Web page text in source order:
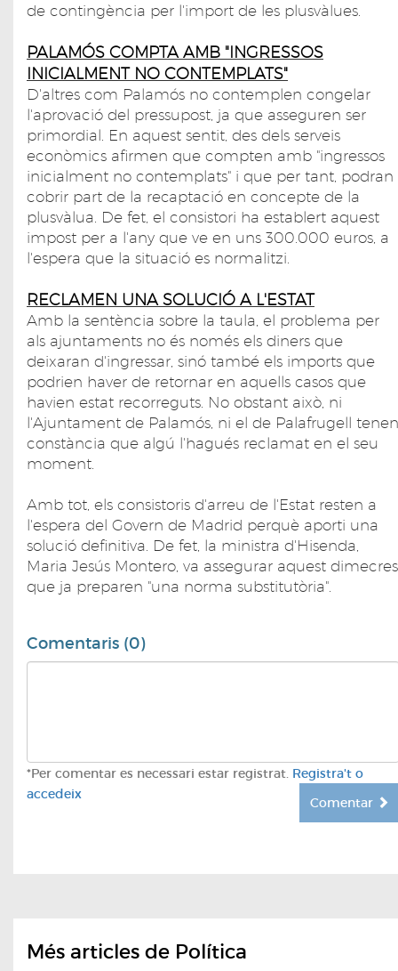
de contingència per l'import de les plusvàlues.
PALAMÓS COMPTA AMB "INGRESSOS
INICIALMENT NO CONTEMPLATS"
D'altres com Palamós no contemplen congelar
l'aprovació del pressupost, ja que asseguren ser
primordial. En aquest sentit, des dels serveis
econòmics afirmen que compten amb "ingressos
inicialment no contemplats" i que per tant, podran
cobrir part de la recaptació en concepte de la
plusvàlua. De fet, el consistori ha establert aquest
impost per a l'any que ve en uns 300.000 euros, a
l'espera que la situació es normalitzi.
RECLAMEN UNA SOLUCIÓ A L'ESTAT
Amb la sentència sobre la taula, el problema per
als ajuntaments no és només els diners que
deixaran d'ingressar, sinó també els imports que
podrien haver de retornar en aquells casos que
havien estat recorreguts. No obstant això, ni
l'Ajuntament de Palamós, ni el de Palafrugell tenen
constància que algú l'hagués reclamat en el seu
moment.
Amb tot, els consistoris d'arreu de l'Estat resten a
l'espera del Govern de Madrid perquè aporti una
solució definitiva. De fet, la ministra d'Hisenda,
Maria Jesús Montero, va assegurar aquest dimecres
que ja preparen "una norma substitutòria".
Comentaris (0)
*Per comentar es necessari estar registrat. Registra't o
accedeix
Comentar
Més articles de Política